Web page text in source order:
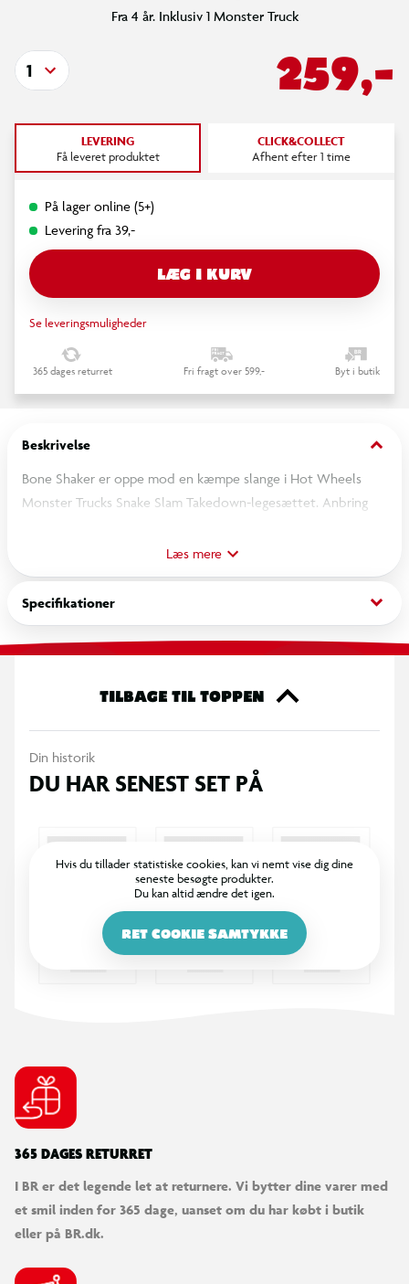
Fra 4 år. Inklusiv 1 Monster Truck
259,-
1
LEVERING
Få leveret produktet
CLICK&COLLECT
Afhent efter 1 time
På lager online (5+)
Levering fra 39,-
LÆG I KURV
Se leveringsmuligheder
365 dages returret Fri fragt over 599,- Byt i butik
Beskrivelse keyboard_arrow_down
Bone Shaker er oppe mod en kæmpe slange i Hot Wheels
Monster Trucks Snake Slam Takedown-legesættet. Anbring
ud, eller bliv spist! Sættet indeholder en Bone Shaker-
monstertruck i størrelsesforholdet 1:64 med eksklusive
dekorationer, så du kan køre ræs med det samme. Det er
nemt at starte igen og igen for timevis af leg, og børn kan
også tilføje flere Speed Snap Tracks for at øge udfordringen.
Læs mere
Specifikationer keyboard_arrow_down
TILBAGE TIL TOPPEN
Din historik
DU HAR SENEST SET PÅ
Hvis du tillader statistiske cookies, kan vi nemt vise dig dine
seneste besøgte produkter.
Du kan altid ændre det igen.
RET COOKIE SAMTYKKE
365 DAGES RETURRET
I BR er det legende let at returnere. Vi bytter dine varer med
et smil inden for 365 dage, uanset om du har købt i butik
eller på BR.dk.